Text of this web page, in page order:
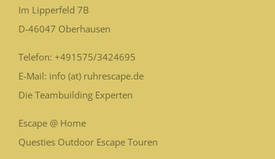
Im Lipperfeld 7B
D-46047 Oberhausen
Telefon: +491575/3424695
E-Mail: info (at) ruhrescape.de
Die Teambuilding Experten
Escape @ Home
Questies Outdoor Escape Touren